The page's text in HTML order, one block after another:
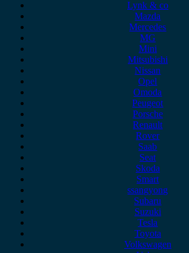
Lynk & co
Mazda
Mercedes
MG
Mini
Mitsubishi
Nissan
Opel
Omoda
Peugeot
Porsche
Renault
Rover
Saab
Seat
Skoda
Smart
ssangyong
Subaru
Suzuki
Tesla
Toyota
Volkswagen